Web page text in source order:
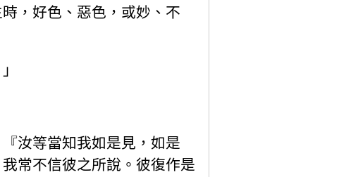
，好色、惡色，或妙、不
汝等當知我如是見，如是
常不信彼之所說。彼復作是